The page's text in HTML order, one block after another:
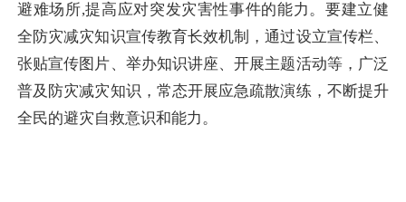
避难场所,提高应对突发灾害性事件的能力。要建立健
全防灾减灾知识宣传教育长效机制，通过设立宣传栏、
张贴宣传图片、举办知识讲座、开展主题活动等，广泛
普及防灾减灾知识，常态开展应急疏散演练，不断提升
全民的避灾自救意识和能力。